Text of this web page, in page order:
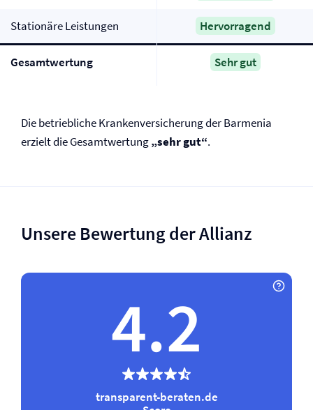
Stationäre Leistungen Hervorragend
Gesamtwertung Sehr gut
Die betriebliche Kranken­versicherung der Barmenia
erzielt die Gesamtwertung„sehr gut“.
Unsere Bewertung der Allianz
4.2
transparent-beraten.de